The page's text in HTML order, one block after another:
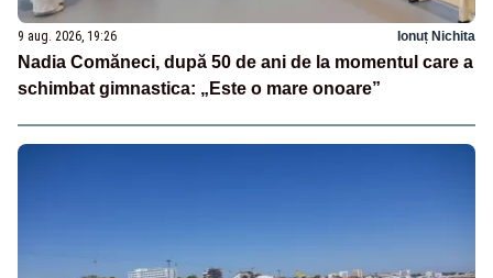
9 aug. 2026, 19:26 Ionuț Nichita
Nadia Comăneci, după 50 de ani de la momentul care a
schimbat gimnastica: „Este o mare onoare”